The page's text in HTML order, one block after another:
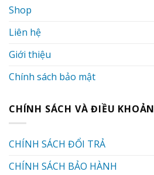
Shop
Liên hệ
Giới thiệu
Chính sách bảo mật
CHÍNH SÁCH VÀ ĐIỀU KHOẢN
CHÍNH SÁCH ĐỔI TRẢ
CHÍNH SÁCH BẢO HÀNH